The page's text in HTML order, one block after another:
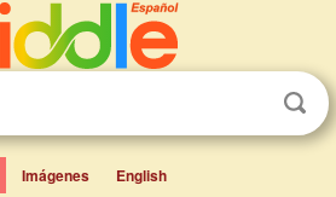
Imágenes English